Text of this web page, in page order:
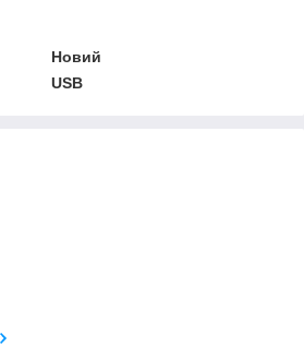
Новий
USB